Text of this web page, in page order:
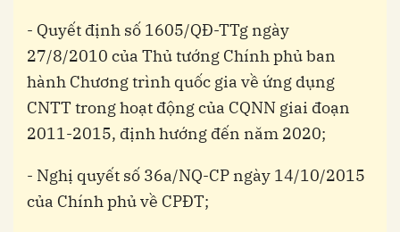
- Quyết định số 1605/QĐ-TTg ngày
27/8/2010 của Thủ tướng Chính phủ ban
hành Chương trình quốc gia về ứng dụng
CNTT trong hoạt động của CQNN giai đoạn
2011-2015, định hướng đến năm 2020;
- Nghị quyết số 36a/NQ-CP ngày 14/10/2015
của Chính phủ về CPĐT;